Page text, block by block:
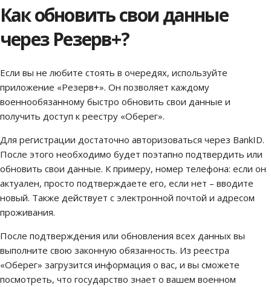
Как обновить свои данные
через Резерв+?
Если вы не любите стоять в очередях, используйте
приложение «Резерв+». Он позволяет каждому
военнообязанному быстро обновить свои данные и
получить доступ к реестру «Оберег».
Для регистрации достаточно авторизоваться через BankID.
После этого необходимо будет поэтапно подтвердить или
обновить свои данные. К примеру, номер телефона: если он
актуален, просто подтверждаете его, если нет – вводите
новый. Также действует с электронной почтой и адресом
проживания.
После подтверждения или обновления всех данных вы
выполните свою законную обязанность. Из реестра
«Оберег» загрузится информация о вас, и вы сможете
посмотреть, что государство знает о вашем военном